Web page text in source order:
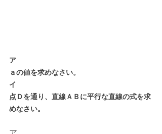
ア
ａの値を求めなさい。
イ
点Ｄを通り、直線ＡＢに平行な直線の式を求
めなさい。